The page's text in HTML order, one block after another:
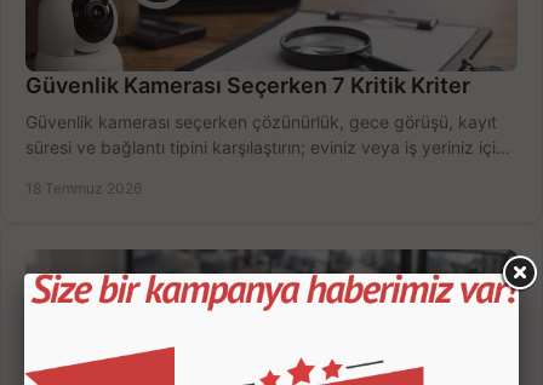
Güvenlik Kamerası Seçerken 7 Kritik Kriter
Güvenlik kamerası seçerken çözünürlük, gece görüşü, kayıt
süresi ve bağlantı tipini karşılaştırın; eviniz veya iş yeriniz için
18 Temmuz 2026